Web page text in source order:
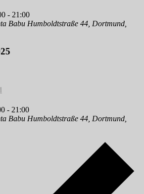
- 21:00
Babu Humboldtstraße 44, Dortmund,
- 21:00
Babu Humboldtstraße 44, Dortmund,